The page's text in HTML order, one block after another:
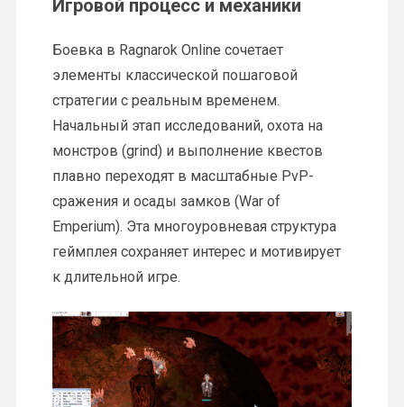
Игровой процесс и механики
Боевка в Ragnarok Online сочетает
элементы классической пошаговой
стратегии с реальным временем.
Начальный этап исследований, охота на
монстров (grind) и выполнение квестов
плавно переходят в масштабные PvP-
сражения и осады замков (War of
Emperium). Эта многоуровневая структура
геймплея сохраняет интерес и мотивирует
к длительной игре.